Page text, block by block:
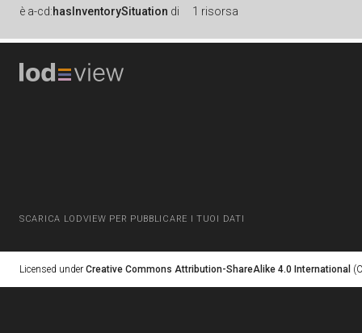
è a-cd:hasInventorySituation di 1 risorsa
SCARICA LODVIEW PER PUBBLICARE I TUOI DATI
Licensed under Creative Commons Attribution-ShareAlike 4.0 International